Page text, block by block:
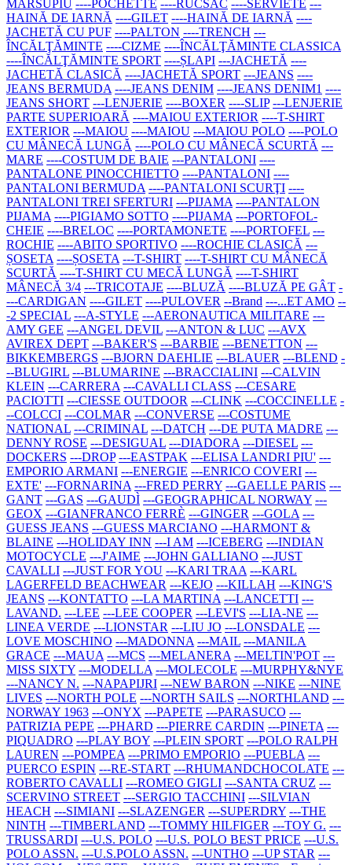
MARSUPIU ----POCHETTE ----RUCSAC ----SERVIETE ---
HAINĂ DE IARNĂ ----GILET ----HAINĂ DE IARNĂ ----
JACHETĂ CU PUF ----PALTON ----TRENCH ---
ÎNCĂLŢĂMINTE ----CIZME ----ÎNCĂLŢĂMINTE CLASSICA
----ÎNCĂLŢĂMINTE SPORT ----ȘLAPI ---JACHETĂ ----
JACHETĂ CLASICĂ ----JACHETĂ SPORT ---JEANS ----
JEANS BERMUDA ----JEANS DENIM ----JEANS DENIM1 ----
JEANS SHORT ---LENJERIE ----BOXER ----SLIP ---LENJERIE
PARTE SUPERIOARĂ ----MAIOU EXTERIOR ----T-SHIRT
EXTERIOR ---MAIOU ----MAIOU ---MAIOU POLO ----POLO
CU MÂNECĂ LUNGĂ ----POLO CU MÂNECĂ SCURTĂ ---
MARE ----COSTUM DE BAIE ---PANTALONI ----
PANTALONE PINOCCHIETTO ----PANTALONI ----
PANTALONI BERMUDA ----PANTALONI SCURŢI ----
PANTALONI TREI SFERTURI ---PIJAMA ----PANTALON
PIJAMA ----PIGIAMO SOTTO ----PIJAMA ---PORTOFOL-
CHEIE ----BRELOC ----PORTAMONETE ----PORTOFEL ---
ROCHIE ----ABITO SPORTIVO ----ROCHIE CLASICĂ ---
ȘOSETA ----ȘOSETA ---T-SHIRT ----T-SHIRT CU MÂNECĂ
SCURTĂ ----T-SHIRT CU MECĂ LUNGĂ ----T-SHIRT
MÂNECĂ 3/4 ---TRICOTAJE ----BLUZĂ ----BLUZĂ PE GÂT -
---CARDIGAN ----GILET ----PULOVER --Brand ---...ET AMO --
-2 SPECIAL ---A-STYLE ---AERONAUTICA MILITARE ---
AMY GEE ---ANGEL DEVIL ---ANTON & LUC ---AVX
AVIREX DEPT ---BAKER'S ---BARBIE ---BENETTON ---
BIKKEMBERGS ---BJORN DAEHLIE ---BLAUER ---BLEND -
--BLUGIRL ---BLUMARINE ---BRACCIALINI ---CALVIN
KLEIN ---CARRERA ---CAVALLI CLASS ---CESARE
PACIOTTI ---CIESSE OUTDOOR ---CLINK ---COCCINELLE -
--COLCCI ---COLMAR ---CONVERSE ---COSTUME
NATIONAL ---CRIMINAL ---DATCH ---DE PUTA MADRE ---
DENNY ROSE ---DESIGUAL ---DIADORA ---DIESEL ---
DOCKERS ---DROP ---EASTPAK ---ELISA LANDRI PIU' ---
EMPORIO ARMANI ---ENERGIE ---ENRICO COVERI ---
EXTE' ---FORNARINA ---FRED PERRY ---GAELLE PARIS ---
GANT ---GAS ---GAUDÌ ---GEOGRAPHICAL NORWAY ---
GEOX ---GIANFRANCO FERRÈ ---GINGER ---GOLA ---
GUESS JEANS ---GUESS MARCIANO ---HARMONT &
BLAINE ---HOLIDAY INN ---I AM ---ICEBERG ---INDIAN
MOTOCYCLE ---J'AIME ---JOHN GALLIANO ---JUST
CAVALLI ---JUST FOR YOU ---KARI TRAA ---KARL
LAGERFELD BEACHWEAR ---KEJO ---KILLAH ---KING'S
JEANS ---KONTATTO ---LA MARTINA ---LANCETTI ---
LAVAND. ---LEE ---LEE COOPER ---LEVI'S ---LIA-NE ---
LINEA VERDE ---LIONSTAR ---LIU JO ---LONSDALE ---
LOVE MOSCHINO ---MADONNA ---MAIL ---MANILA
GRACE ---MAUA ---MCS ---MELANERA ---MELTIN'POT ---
MISS SIXTY ---MODELLA ---MOLECOLE ---MURPHY&NYE
---NANCY N. ---NAPAPIJRI ---NEW BARON ---NIKE ---NINE
LIVES ---NORTH POLE ---NORTH SAILS ---NORTHLAND ---
NORWAY 1963 ---ONYX ---PAPETE ---PARASUCO ---
PATRIZIA PEPE ---PHARD ---PIERRE CARDIN ---PINETA ---
PIQUADRO ---PLAY BOY ---PLEIN SPORT ---POLO RALPH
LAUREN ---POMPEA ---PRIMO EMPORIO ---PUEBLA ---
PUERCO ESPIN ---RE-START ---RHUMANDCHOCOLATE ---
ROBERTO CAVALLI ---ROMEO GIGLI ---SANTA CRUZ ---
SCERVINO STREET ---SERGIO TACCHINI ---SILVIAN
HEACH ---SIMIANI ---SLAZENGER ---SUPERDRY ---THE
NINTH ---TIMBERLAND ---TOMMY HILFIGER ---TOY G. ---
TRUSSARDI ---U.S. POLO ---U.S. POLO BEST PRICE ---U.S.
POLO ASSN. ---U.S.POLO ASSN. ---UNTHO ---UP STAR ---